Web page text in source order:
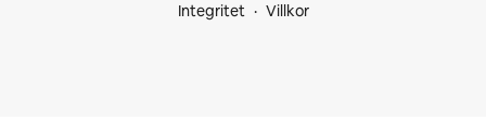
Integritet
Villkor